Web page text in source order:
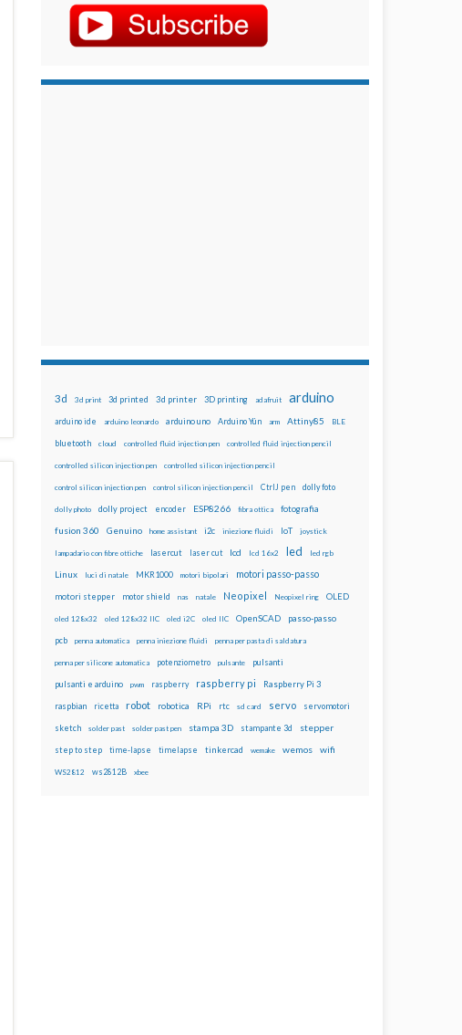
3d 3d print 3d printed 3d printer 3D printing adafruit arduino
arduino ide arduino leonardo arduino uno Arduino Yún arm Attiny85 BLE
bluetooth cloud controlled fluid injection pen controlled fluid injection pencil
controlled silicon injection pen controlled silicon injection pencil
control silicon injection pen control silicon injection pencil CtrlJ pen dolly foto
dolly photo dolly project encoder ESP8266 fibra ottica fotografia
fusion 360 Genuino home assistant i2c iniezione fluidi IoT joystick
lampadario con fibre ottiche lasercut laser cut lcd lcd 16x2 led led rgb
Linux luci di natale MKR1000 motori bipolari motori passo-passo
motori stepper motor shield nas natale Neopixel Neopixel ring OLED
oled 128x32 oled 128x32 IIC oled i2C oled IIC OpenSCAD passo-passo
pcb penna automatica penna iniezione fluidi penna per pasta di saldatura
penna per silicone automatica potenziometro pulsante pulsanti
pulsanti e arduino pwm raspberry raspberry pi Raspberry Pi 3
raspbian ricetta robot robotica RPi rtc sd card servo servomotori
sketch solder past solder past pen stampa 3D stampante 3d stepper
step to step time-lapse timelapse tinkercad wemake wemos wifi
WS2812 ws2812B xbee